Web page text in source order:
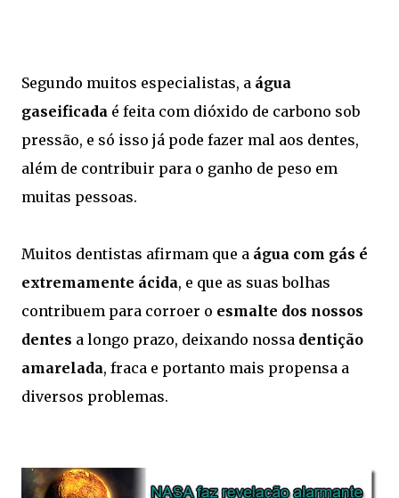
Segundo muitos especialistas, a água
gaseificada é feita com dióxido de carbono sob
pressão, e só isso já pode fazer mal aos dentes,
além de contribuir para o ganho de peso em
muitas pessoas.
Muitos dentistas afirmam que a água com gás é
extremamente ácida, e que as suas bolhas
contribuem para corroer o esmalte dos nossos
dentes a longo prazo, deixando nossa dentição
amarelada, fraca e portanto mais propensa a
diversos problemas.